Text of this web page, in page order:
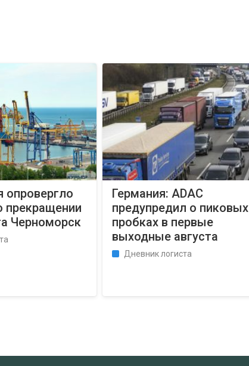
опровергло
прекращении
Черноморск
Германия: ADAC
предупредил о пиковых
пробках в первые
выходные августа
Дневник логиста